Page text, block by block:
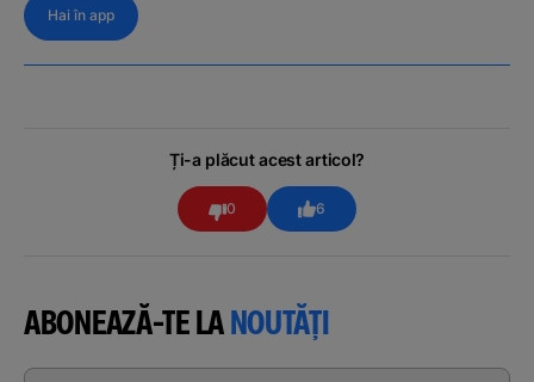
Hai în app
Ți-a plăcut acest articol?
0 6
ABONEAZĂ-TE LANOUTĂȚI